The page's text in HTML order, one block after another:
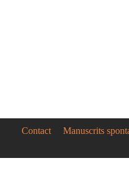
Contact Manuscrits